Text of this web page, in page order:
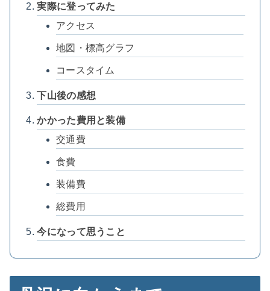
実際に登ってみた
アクセス
地図・標高グラフ
コースタイム
下山後の感想
かかった費用と装備
交通費
食費
装備費
総費用
今になって思うこと